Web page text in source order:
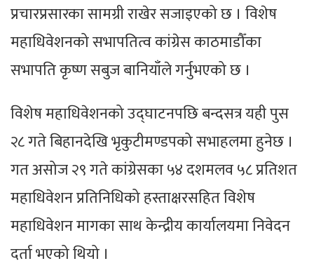
प्रचारप्रसारका सामग्री राखेर सजाइएको छ । विशेष
महाधिवेशनको सभापतित्व कांग्रेस काठमाडौँका
सभापति कृष्ण सबुज बानियाँले गर्नुभएको छ ।
विशेष महाधिवेशनको उद्घाटनपछि बन्दसत्र यही पुस
२८ गते बिहानदेखि भृकुटीमण्डपको सभाहलमा हुनेछ ।
गत असोज २९ गते कांग्रेसका ५४ दशमलव ५८ प्रतिशत
महाधिवेशन प्रतिनिधिको हस्ताक्षरसहित विशेष
महाधिवेशन मागका साथ केन्द्रीय कार्यालयमा निवेदन
दर्ता भएको थियो ।